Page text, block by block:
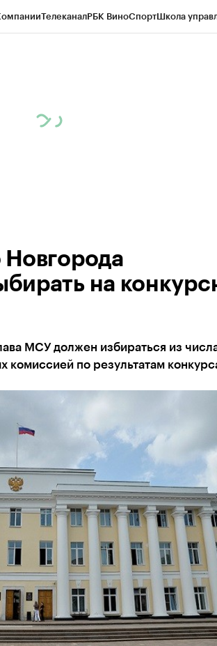
ТелеканалРБК ВиноСпортШкола
Новгорода
на
МСУ должен избираться из
комиссией по результатам